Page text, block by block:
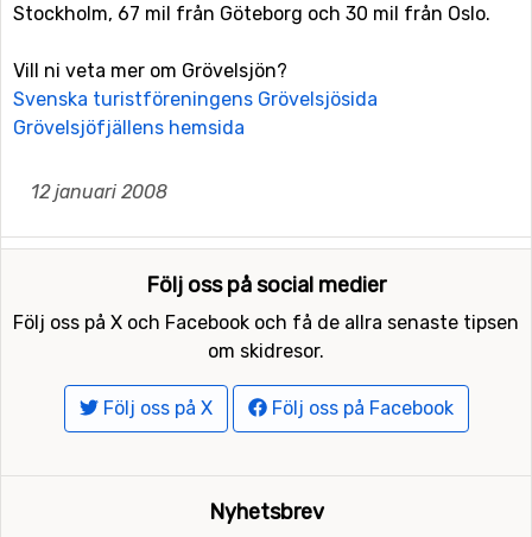
Stockholm, 67 mil från Göteborg och 30 mil från Oslo.
Vill ni veta mer om Grövelsjön?
Svenska turistföreningens Grövelsjösida
Grövelsjöfjällens hemsida
12 januari 2008
Följ oss på social medier
Följ oss på X och Facebook och få de allra senaste tipsen
om skidresor.
Följ oss på X Följ oss på Facebook
Nyhetsbrev